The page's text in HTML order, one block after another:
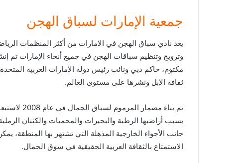
جمعية الإمارات لسباق الهجن
يعد نادي سباق الهجن في الامارات من أكثر المنظمات
وترويج وتنظيم سباقات الهجن في جميع أنحاء الإمارات
مكتوم، حاكم دبي ونائب رئيس دولة الإمارات العربية
ثقافة الإبل ونشرها على مستوى العالم.
تم بناء
جانب الأجواء الخارجية المذهلة التي تشتهر بها المنطقة،
الاستمتاع بالثقافة العربية الحقيقية في سوق الجمال.